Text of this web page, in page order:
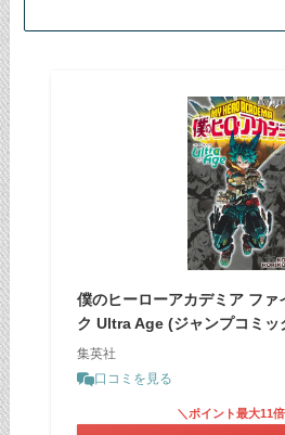
僕のヒーローアカデミア ファ
ク Ultra Age (ジャンプコミッ
集英社
口コミを見る
＼ポイント最大11